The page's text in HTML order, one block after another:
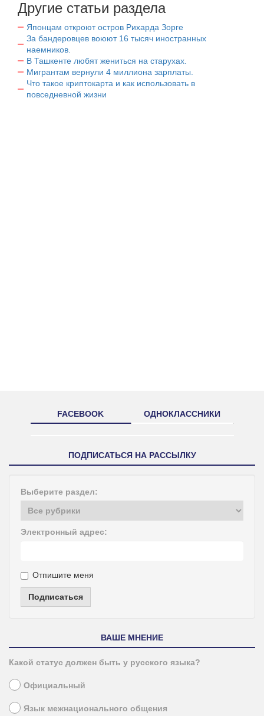
Другие статьи раздела
Японцам откроют остров Рихарда Зорге
За бандеровцев воюют 16 тысяч иностранных
наемников.
В Ташкенте любят жениться на старухах.
Мигрантам вернули 4 миллиона зарплаты.
Что такое криптокарта и как использовать в
повседневной жизни
FACEBOOK ОДНОКЛАССНИКИ
ПОДПИСАТЬСЯ НА РАССЫЛКУ
Выберите раздел:
Электронный адрес:
Отпишите меня
Подписаться
ВАШЕ МНЕНИЕ
Какой статус должен быть у русского языка?
Официальный
Язык межнационального общения